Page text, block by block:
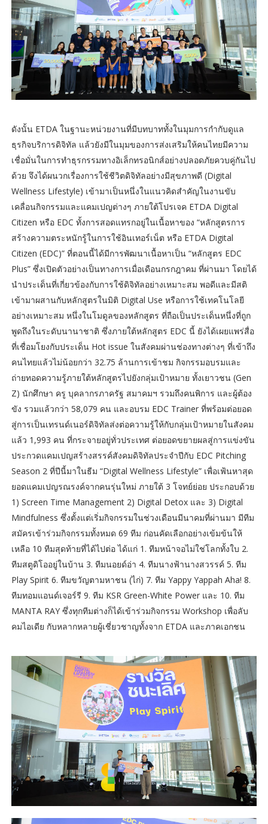
ดังนั้น ETDA ในฐานะหน่วยงานที่มีบทบาททั้งในมุมการกำกับดูแล
ธุรกิจบริการดิจิทัล แล้วยังมีในมุมของการส่งเสริมให้คนไทยมีความ
เชื่อมั่นในการทำธุรกรรมทางอิเล็กทรอนิกส์อย่างปลอดภัยควบคู่กันไป
ด้วย จึงได้ผนวกเรื่องการใช้ชีวิตดิจิทัลอย่างมีสุขภาพดี (Digital
Wellness Lifestyle) เข้ามาเป็นหนึ่งในแนวคิดสำคัญในงานขับ
เคลื่อนกิจกรรมและแคมเปญต่างๆ ภายใต้โปรเจค ETDA Digital
Citizen หรือ EDC ทั้งการสอดแทรกอยู่ในเนื้อหาของ “หลักสูตรการ
สร้างความตระหนักรู้ในการใช้อินเทอร์เน็ต หรือ ETDA Digital
Citizen (EDC)” ที่ตอนนี้ได้มีการพัฒนาเนื้อหาเป็น “หลักสูตร EDC
Plus” ซึ่งเปิดตัวอย่างเป็นทางการเมื่อเดือนกรกฎาคม ที่ผ่านมา โดยได้
นำประเด็นที่เกี่ยวข้องกับการใช้ดิจิทัลอย่างเหมาะสม พอดีและมีสติ
เข้ามาผสานกับหลักสูตรในมิติ Digital Use หรือการใช้เทคโนโลยี
อย่างเหมาะสม หนึ่งในโมดูลของหลักสูตร ที่ถือเป็นประเด็นหนึ่งที่ถูก
พูดถึงในระดับนานาชาติ ซึ่งภายใต้หลักสูตร EDC นี้ ยังได้เผยแพร่สื่อ
ที่เชื่อมโยงกับประเด็น Hot issue ในสังคมผ่านช่องทางต่างๆ ที่เข้าถึง
คนไทยแล้วไม่น้อยกว่า 32.75 ล้านการเข้าชม กิจกรรมอบรมและ
ถ่ายทอดความรู้ภายใต้หลักสูตรไปยังกลุ่มเป้าหมาย ทั้งเยาวชน (Gen
Z) นักศึกษา ครู บุคลากรภาครัฐ สมาคมฯ รวมถึงคนพิการ และผู้ต้อง
ขัง รวมแล้วกว่า 58,079 คน และอบรม EDC Trainer ที่พร้อมต่อยอด
สู่การเป็นเทรนด์เนอร์ดิจิทัลส่งต่อความรู้ให้กับกลุ่มเป้าหมายในสังคม
แล้ว 1,993 คน ที่กระจายอยู่ทั่วประเทศ ต่อยอดขยายผลสู่การแข่งขัน
ประกวดแคมเปญสร้างสรรค์สังคมดิจิทัลประจำปีกับ EDC Pitching
Season 2 ที่ปีนี้มาในธีม “Digital Wellness Lifestyle” เพื่อเฟ้นหาสุด
ยอดแคมเปญรณรงค์จากคนรุ่นใหม่ ภายใต้ 3 โจทย์ย่อย ประกอบด้วย
1) Screen Time Management 2) Digital Detox และ 3) Digital
Mindfulness ซึ่งตั้งแต่เริ่มกิจกรรมในช่วงเดือนมีนาคมที่ผ่านมา มีทีม
สมัครเข้าร่วมกิจกรรมทั้งหมด 69 ทีม ก่อนคัดเลือกอย่างเข้มข้นให้
เหลือ 10 ทีมสุดท้ายที่ได้ไปต่อ ได้แก่ 1. ทีมหน้าจอไม่ใช่โลกทั้งใบ 2.
ทีมสตูดิโออยู่ในบ้าน 3. ทีมนอยด์อ่า 4. ทีมนางฟ้านางสวรรค์ 5. ทีม
Play Spirit 6. ทีมขวัญตามหาชน (ไก่) 7. ทีม Yappy Yappah Aha! 8.
ทีมทอมแอนด์เจอร์รี 9. ทีม KSR Green-White Power และ 10. ทีม
MANTA RAY ซึ่งทุกทีมต่างก็ได้เข้าร่วมกิจกรรม Workshop เพื่อลับ
คมไอเดีย กับหลากหลายผู้เชี่ยวชาญทั้งจาก ETDA และภาคเอกชน